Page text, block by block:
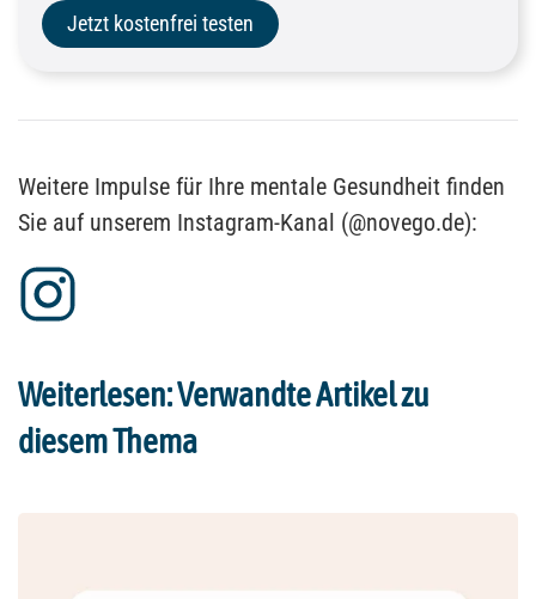
Jetzt kostenfrei testen
Weitere Impulse für Ihre mentale Gesundheit finden
Sie auf unserem Instagram-Kanal (@novego.de):
Weiterlesen: Verwandte Artikel zu
diesem Thema